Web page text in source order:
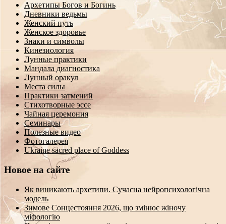
Архетипы Богов и Богинь
Дневники ведьмы
Женский путь
Женское здоровье
Знаки и символы
Кинезиология
Лунные практики
Мандала диагностика
Лунный оракул
Места силы
Практики затмений
Стихотворные эссе
Чайная церемония
Семинары
Полезные видео
Фотогалерея
Ukraine sacred place of Goddess
Новое на сайте
Як виникають архетипи. Сучасна нейропсихологічна
модель
Зимове Сонцестояння 2026, що змінює жіночу
міфологію